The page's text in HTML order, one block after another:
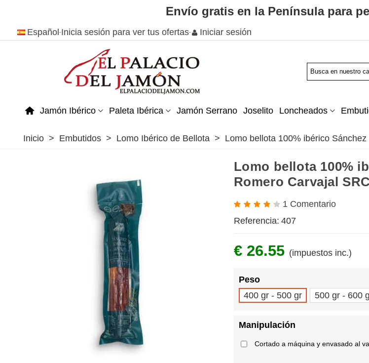
Envío gratis en la Península para
Español Inicia sesión para ver tus ofertas Iniciar sesión
Jamón Ibérico Paleta Ibérica Jamón Serrano Joselito Loncheados
Inicio > Embutidos > Lomo Ibérico de Bellota > Lomo bellota 100% ibérico
Lomo bellota 100%
Romero Carvajal
1 Comentario
Referencia: 407
€ 26.55 (impuestos inc.)
Peso
400 gr - 500 gr
500 gr - 600
Manipulación
Cortado a máquina y envasado al